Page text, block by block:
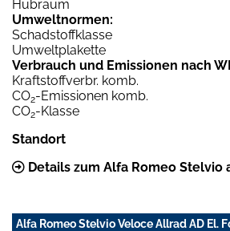
Hubraum
Umweltnormen:
Schadstoffklasse
Umweltplakette
Verbrauch und Emissionen nach
Kraftstoffverbr. komb.
CO2-Emissionen komb.
CO2-Klasse
Standort
Details zum Alfa Romeo Stelvio
Alfa Romeo Stelvio Veloce Allrad AD El.